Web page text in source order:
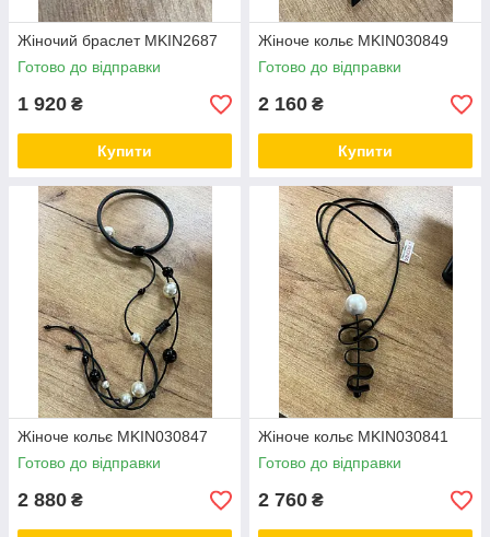
Жіночий браслет MKIN2687
Готово до відправки
1 920 ₴
Купити
Жіноче кольє MKIN030849
Готово до відправки
2 160 ₴
Купити
Жіноче кольє MKIN030847
Готово до відправки
2 880 ₴
Жіноче кольє MKIN030841
Готово до відправки
2 760 ₴